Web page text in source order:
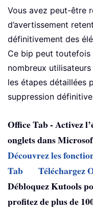
Vous avez peut-être
d’avertissement
définitivement des
Ce bip peut toutefois
nombreux
les étapes détaillées
suppression
Office Tab - Activez
onglets dans
Découvrez les
Tab
Téléchargez
Débloquez Kutools
profitez de plus de